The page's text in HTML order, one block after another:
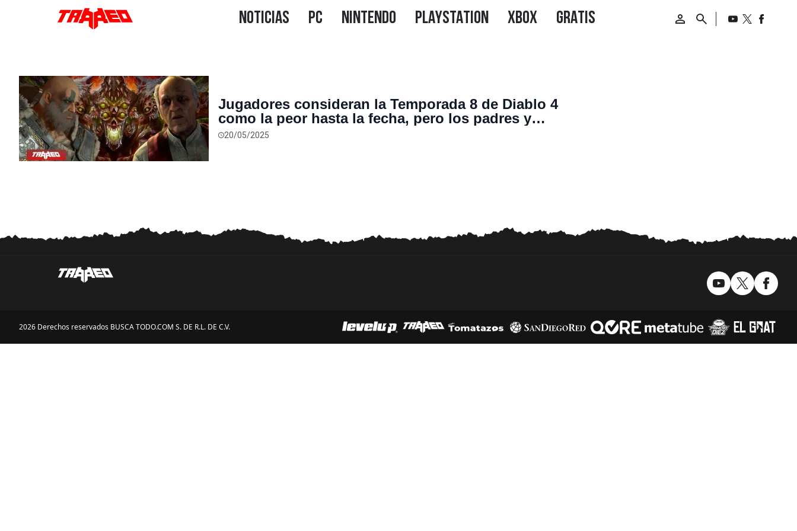
Jugadores consideran la Temporada 8 de Diablo 4
como la peor hasta la fecha, pero los padres y
veteranos han salido a defenderla: “Se siente como
20/05/2025
2026 Derechos reservados BUSCA TODO.COM S. DE R.L. DE C.V.